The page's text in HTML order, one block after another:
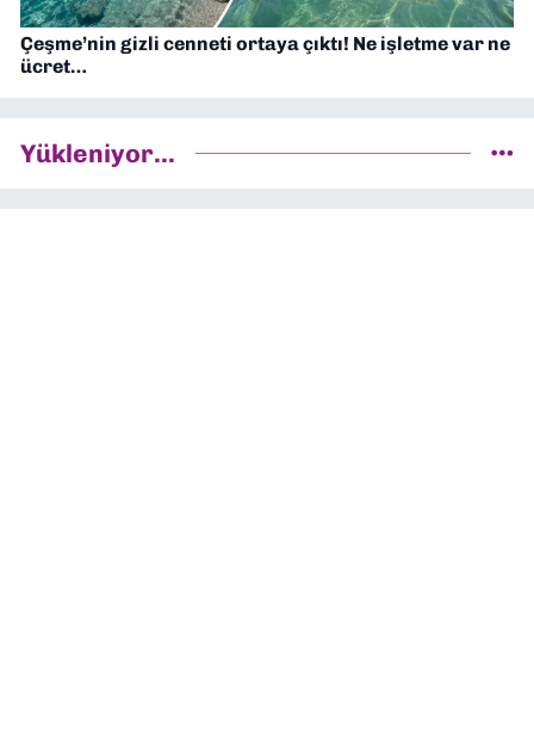
Çeşme’nin gizli cenneti ortaya çıktı! Ne işletme var ne
ücret…
Yükleniyor...